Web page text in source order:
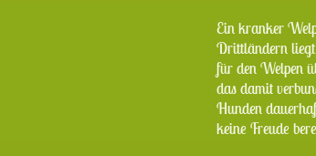
Ein kranker
Drittländern
für den Welpen
das damit
Hunden
keine Freude